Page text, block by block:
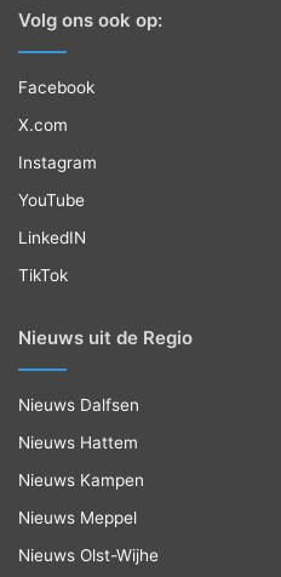
Volg ons ook op:
Facebook
X.com
Instagram
YouTube
LinkedIN
TikTok
Nieuws uit de Regio
Nieuws Dalfsen
Nieuws Hattem
Nieuws Kampen
Nieuws Meppel
Nieuws Olst-Wijhe